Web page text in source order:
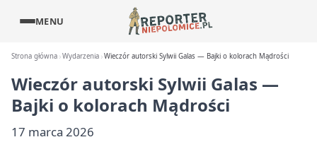
MENU
Strona główna Wydarzenia Wieczór autorski Sylwii Galas — Bajki o kolorach Mądrości
Wieczór autorski Sylwii Galas —
Bajki o kolorach Mądrości
17 marca 2026